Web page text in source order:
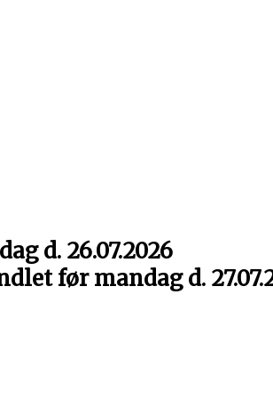
d. 26.07.2026
før mandag d.